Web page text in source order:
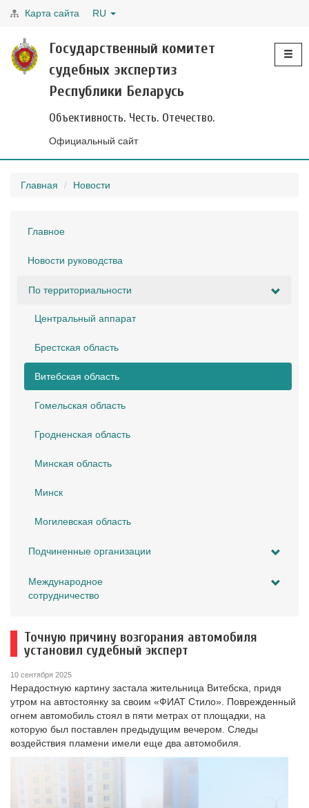
Карта сайта RU
Государственный комитет
судебных экспертиз
Республики Беларусь
Объективность. Честь. Отечество.
Официальный сайт
Главная Новости
Главное
Новости руководства
По территориальности
Центральный аппарат
Брестская область
Витебская область
Гомельская область
Гродненская область
Минская область
Минск
Могилевская область
Подчиненные организации
Международное
сотрудничество
Точную причину возгорания автомобиля
установил судебный эксперт
10 сентября 2025
Нерадостную картину застала жительница Витебска, придя
утром на автостоянку за своим «ФИАТ Стило». Поврежденный
огнем автомобиль стоял в пяти метрах от площадки, на
которую был поставлен предыдущим вечером. Следы
воздействия пламени имели еще два автомобиля.